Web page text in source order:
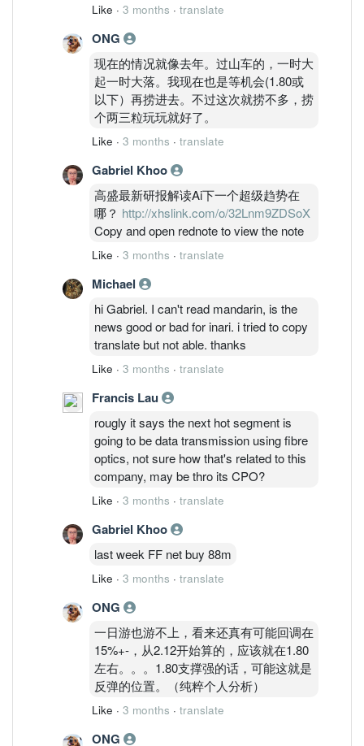
Like · 3 months · translate
ONG
现在的情况就像去年。过山车的，一时大
起一时大落。我现在也是等机会(1.80或
以下）再捞进去。不过这次就捞不多，捞
个两三粒玩玩就好了。
Like · 3 months · translate
Gabriel Khoo
高盛最新研报解读Ai下一个超级趋势在
哪？ http://xhslink.com/o/32Lnm9ZDSoX
Copy and open rednote to view the note
Like · 3 months · translate
Michael
hi Gabriel. I can't read mandarin, is the
news good or bad for inari. i tried to copy
translate but not able. thanks
Like · 3 months · translate
Francis Lau
rougly it says the next hot segment is
going to be data transmission using fibre
optics, not sure how that's related to this
company, may be thro its CPO?
Like · 3 months · translate
Gabriel Khoo
last week FF net buy 88m
Like · 3 months · translate
ONG
一日游也游不上，看来还真有可能回调在
15%+-，从2.12开始算的，应该就在1.80
左右。。。1.80支撑强的话，可能这就是
反弹的位置。（纯粹个人分析）
Like · 3 months · translate
ONG